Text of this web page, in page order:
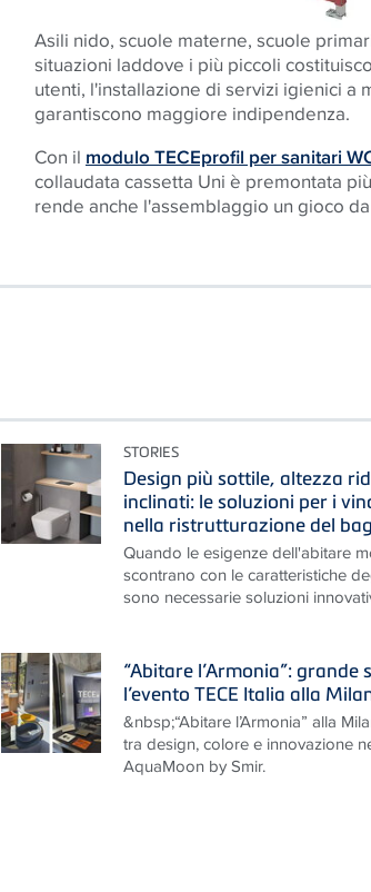
Asili nido, scuole materne, scuole
situazioni laddove i più piccoli
utenti, l'installazione di servizi igienici a
garantiscono maggiore indipendenza.
Con il modulo TECEprofil per sanitari
collaudata cassetta Uni è premontata
rende anche l'assemblaggio un gioco
STORIES
Design più sottile, altezza
inclinati: le soluzioni per i
nella ristrutturazione del
Quando le esigenze dell'abitare
scontrano con le caratteristiche
sono necessarie soluzioni
“Abitare l’Armonia”: grande
l’evento TECE Italia alla
&nbsp;“Abitare l’Armonia” alla
tra design, colore e innovazione
AquaMoon by Smir.